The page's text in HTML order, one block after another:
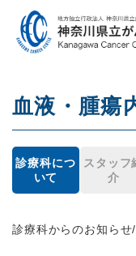
血液・腫瘍
診療科につ
いて
スタッフ
介
診療科からのお知らせ